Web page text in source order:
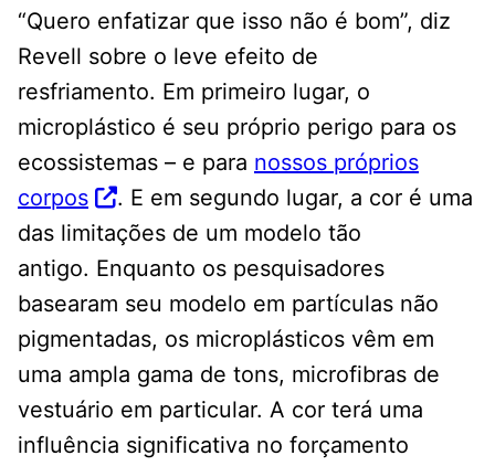
“Quero enfatizar que isso não é bom”, diz
Revell sobre o leve efeito de
resfriamento. Em primeiro lugar, o
microplástico é seu próprio perigo para os
ecossistemas – e para nossos próprios
corpos
. E em segundo lugar, a cor é uma
das limitações de um modelo tão
antigo. Enquanto os pesquisadores
basearam seu modelo em partículas não
pigmentadas, os microplásticos vêm em
uma ampla gama de tons, microfibras de
vestuário em particular. A cor terá uma
influência significativa no forçamento